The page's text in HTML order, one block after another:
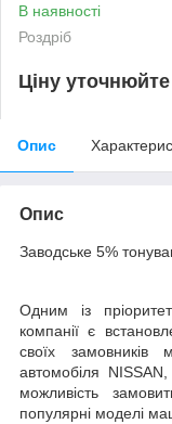
В наявності
Роздріб
Ціну уточнюйте
Опис
Опис
Заводське 5%
Одним із
компанії є
своїх замовників
автомобіля
можливість
популярні моделі